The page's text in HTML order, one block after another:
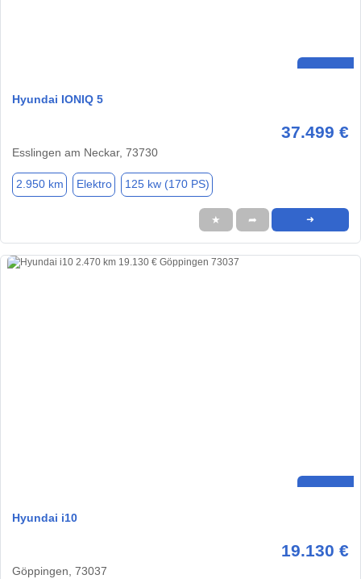
Hyundai IONIQ 5
37.499 €
Esslingen am Neckar, 73730
2.950 km Elektro 125 kw (170 PS)
★ ➦ ➜
Hyundai i10
19.130 €
Göppingen, 73037